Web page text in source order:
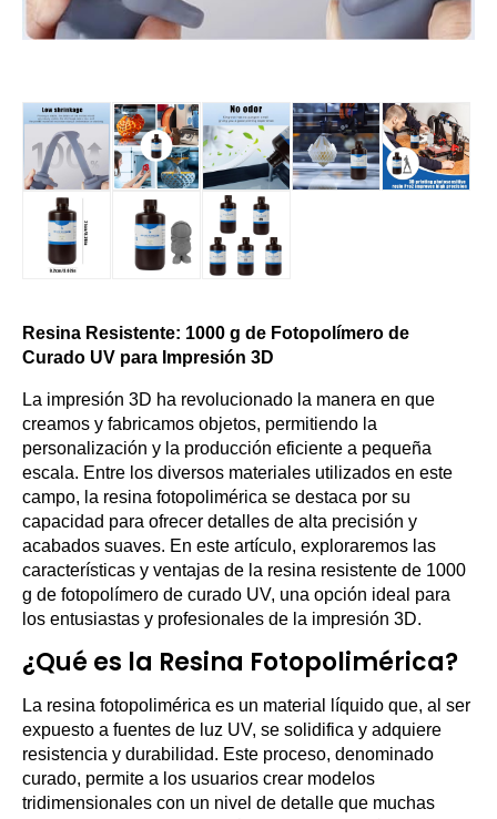
Resina Resistente: 1000 g de Fotopolímero de
Curado UV para Impresión 3D
La impresión 3D ha revolucionado la manera en que
creamos y fabricamos objetos, permitiendo la
personalización y la producción eficiente a pequeña
escala. Entre los diversos materiales utilizados en este
campo, la resina fotopolimérica se destaca por su
capacidad para ofrecer detalles de alta precisión y
acabados suaves. En este artículo, exploraremos las
características y ventajas de la resina resistente de 1000
g de fotopolímero de curado UV, una opción ideal para
los entusiastas y profesionales de la impresión 3D.
¿Qué es la Resina Fotopolimérica?
La resina fotopolimérica es un material líquido que, al ser
expuesto a fuentes de luz UV, se solidifica y adquiere
resistencia y durabilidad. Este proceso, denominado
curado, permite a los usuarios crear modelos
tridimensionales con un nivel de detalle que muchas